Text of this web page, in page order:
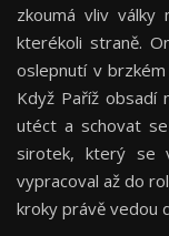
zkoumá vliv
kterékoli straně.
oslepnutí v brzkém
Když Paříž obsadí
utéct a schovat
sirotek, který se
vypracoval až do
kroky právě vedou